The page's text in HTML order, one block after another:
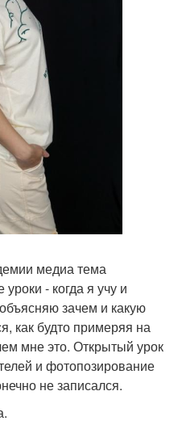
медиа тема
- когда я учу и
зачем и какую
как будто примеряя на
мне это. Открытый урок
и фотопозирование
не записался.